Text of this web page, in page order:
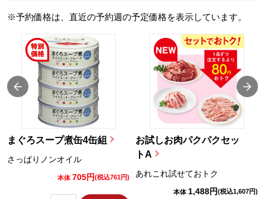
※予約価格は、直近の予約週の予定価格を表示しています。
まぐろスープ煮缶4缶組
さっぱりノンオイル
本体 705円(税込761円)
お試しお肉パクパクセッ
トA
あれこれ試せておトク
本体 1,488円(税込1,607円)